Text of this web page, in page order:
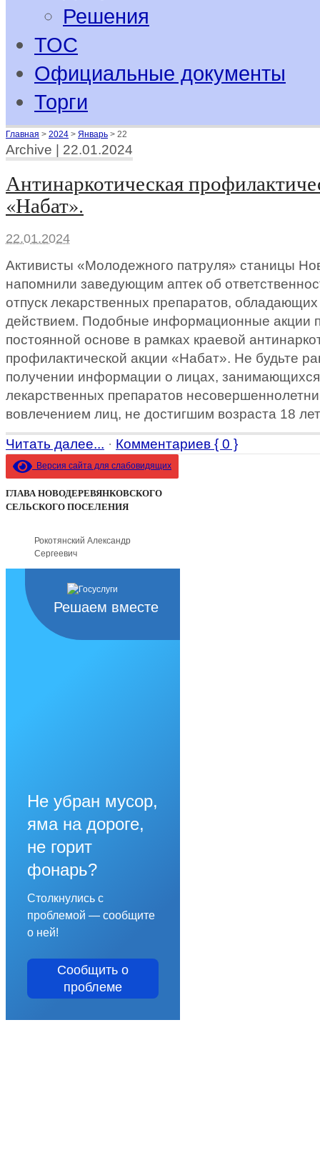
Решения
ТОС
Официальные документы
Торги
Главная > 2024 > Январь > 22
Archive | 22.01.2024
Антинаркотическая
«Набат».
22.01.2024
Активисты «Молодежного патруля» станицы
напомнили заведующим аптек об
отпуск лекарственных препаратов,
действием. Подобные информационные акции
постоянной основе в рамках краевой
профилактической акции «Набат». Не будьте
получении информации о лицах,
лекарственных препаратов
вовлечением лиц, не достигшим возраста 18
Читать далее... · Комментариев { 0 }
Версия сайта для слабовидящих
ГЛАВА НОВОДЕРЕВЯНКОВСКОГО
СЕЛЬСКОГО ПОСЕЛЕНИЯ
Рокотянский Александр
Сергеевич
Решаем вместе
Не убран мусор,
яма на дороге,
не горит
фонарь?
Столкнулись с
проблемой — сообщите
о ней!
Сообщить о
проблеме